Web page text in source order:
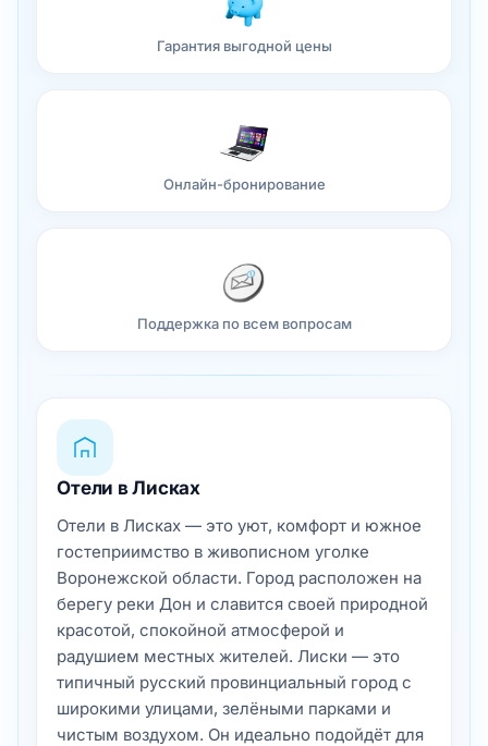
Гарантия выгодной цены
Онлайн-бронирование
Поддержка по всем вопросам
Отели в Лисках
Отели в Лисках — это уют, комфорт и южное
гостеприимство в живописном уголке
Воронежской области. Город расположен на
берегу реки Дон и славится своей природной
красотой, спокойной атмосферой и
радушием местных жителей. Лиски — это
типичный русский провинциальный город с
широкими улицами, зелёными парками и
чистым воздухом. Он идеально подойдёт для